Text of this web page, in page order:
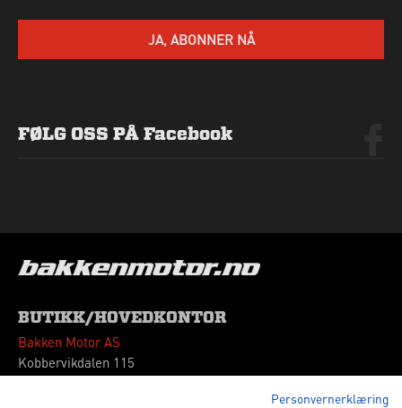
SEND HENVENDELSE
JA, ABONNER NÅ
FØLG OSS PÅ Facebook
BUTIKK/HOVEDKONTOR
Bakken Motor AS
Kobbervikdalen 115
Personvernerklæring